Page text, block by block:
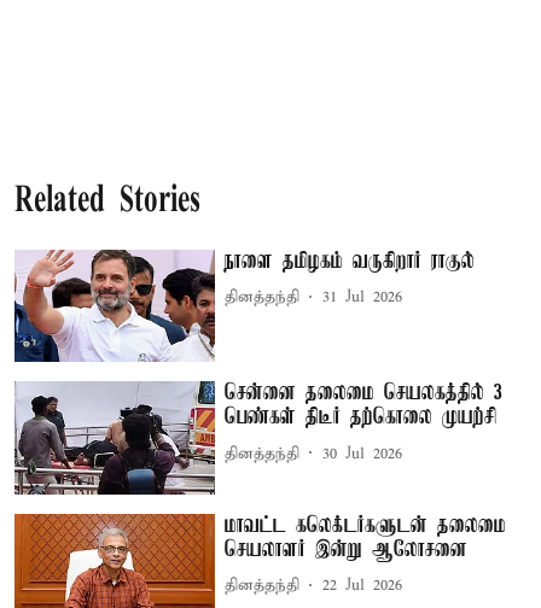
Related Stories
நாளை தமிழகம் வருகிறார் ராகுல்
தினத்தந்தி 31 Jul 2026
சென்னை தலைமை செயலகத்தில் 3
பெண்கள் திடீர் தற்கொலை முயற்சி
தினத்தந்தி 30 Jul 2026
மாவட்ட கலெக்டர்களுடன் தலைமை
செயலாளர் இன்று ஆலோசனை
தினத்தந்தி 22 Jul 2026